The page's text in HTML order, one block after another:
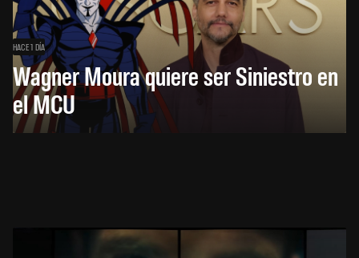
HACE 1 DÍA
Wagner Moura quiere ser Siniestro en
el MCU